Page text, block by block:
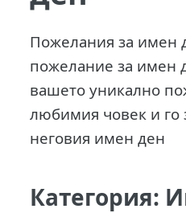
Пожелания за имен
пожелание за имен
вашето уникално
любимия човек и го
неговия имен ден
Категория: